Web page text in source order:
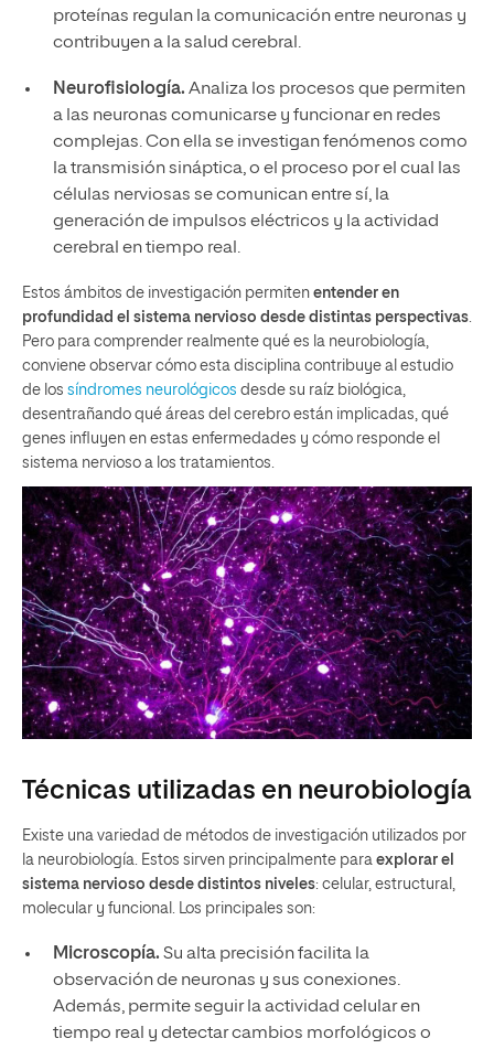
proteínas regulan la comunicación entre neuronas y
contribuyen a la salud cerebral.
Neurofisiología. Analiza los procesos que permiten
a las neuronas comunicarse y funcionar en redes
complejas. Con ella se investigan fenómenos como
la transmisión sináptica, o el proceso por el cual las
células nerviosas se comunican entre sí, la
generación de impulsos eléctricos y la actividad
cerebral en tiempo real.
Estos ámbitos de investigación permiten entender en
profundidad el sistema nervioso desde distintas perspectivas
Pero para comprender realmente qué es la neurobiología,
conviene observar cómo esta disciplina contribuye al estudio
de los síndromes neurológicos desde su raíz biológica,
desentrañando qué áreas del cerebro están implicadas, qué
genes influyen en estas enfermedades y cómo responde el
sistema nervioso a los tratamientos.
Técnicas utilizadas en neurobiología
Existe una variedad de métodos de investigación utilizados por
la neurobiología. Estos sirven principalmente para explorar el
sistema nervioso desde distintos niveles: celular, estructural,
molecular y funcional. Los principales son:
Microscopía. Su alta precisión facilita la
observación de neuronas y sus conexiones.
Además, permite seguir la actividad celular en
tiempo real y detectar cambios morfológicos o